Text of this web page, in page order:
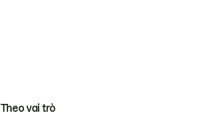
Theo vai trò